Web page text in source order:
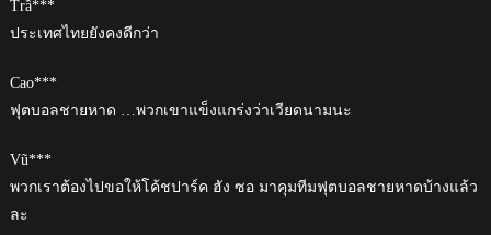
Trầ***
ประเทศไทยยังคงดีกว่า
Cao***
ฟุตบอลชายหาด …พวกเขาแข็งแกร่งว่าเวียดนามนะ
Vũ***
พวกเราต้องไปขอให้โค้ชปาร์ค ฮัง ซอ มาคุมทีมฟุตบอลชายหาดบ้างแล้ว
ละ